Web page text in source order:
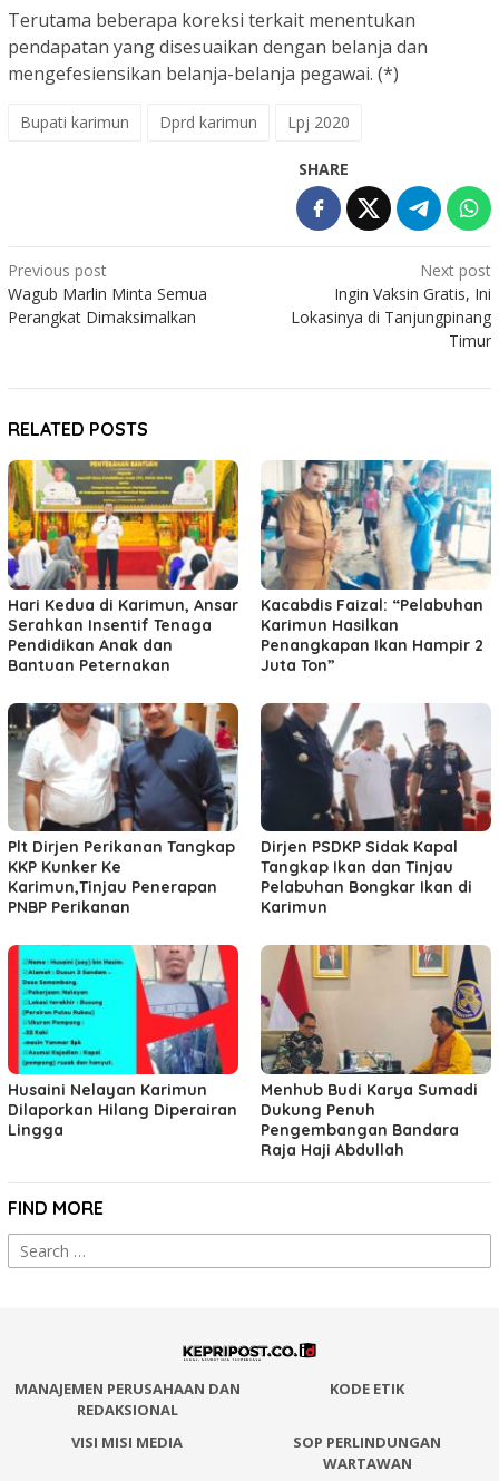
Terutama beberapa koreksi terkait menentukan
pendapatan yang disesuaikan dengan belanja dan
mengefesiensikan belanja-belanja pegawai. (*)
Bupati karimun Dprd karimun Lpj 2020
SHARE
Post
navigation
Previous post
Wagub Marlin Minta Semua
Perangkat Dimaksimalkan
Next post
Ingin Vaksin Gratis, Ini
Lokasinya di Tanjungpinang
Timur
RELATED POSTS
Hari Kedua di Karimun, Ansar
Serahkan Insentif Tenaga
Pendidikan Anak dan
Bantuan Peternakan
Kacabdis Faizal: “Pelabuhan
Karimun Hasilkan
Penangkapan Ikan Hampir 2
Juta Ton”
Plt Dirjen Perikanan Tangkap
KKP Kunker Ke
Karimun,Tinjau Penerapan
PNBP Perikanan
Dirjen PSDKP Sidak Kapal
Tangkap Ikan dan Tinjau
Pelabuhan Bongkar Ikan di
Karimun
Husaini Nelayan Karimun
Dilaporkan Hilang Diperairan
Lingga
Menhub Budi Karya Sumadi
Dukung Penuh
Pengembangan Bandara
Raja Haji Abdullah
FIND MORE
Search
for:
MANAJEMEN PERUSAHAAN DAN
REDAKSIONAL
KODE ETIK
VISI MISI MEDIA
SOP PERLINDUNGAN
WARTAWAN